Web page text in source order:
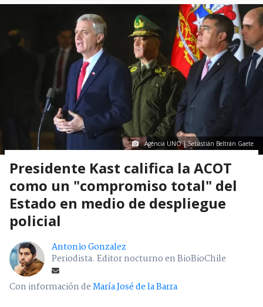
Agencia UNO | Sebastián Beltrán Gaete
Presidente Kast califica la ACOT
como un "compromiso total" del
Estado en medio de despliegue
policial
Antonio Gonzalez
Periodista. Editor nocturno en BioBioChile
Con información deMaría José de la Barra